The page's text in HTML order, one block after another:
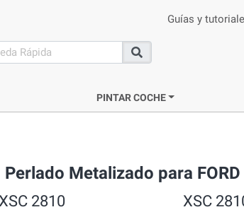
Guías y
Buscar
PINTAR COCHE
Metalizado para FORD
2810 XSC